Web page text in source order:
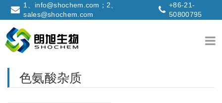
1、info@shochem.com；2、
sales@shochem.com
+86-21-
50800795
色氨酸杂质